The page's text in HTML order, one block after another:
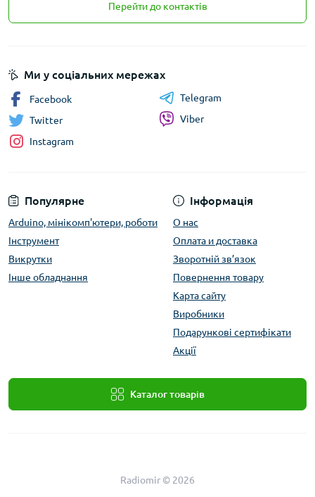
Перейти до контактів
Популярне
Arduino, мінікомп'ютери, роботи
Інструмент
Викрутки
Інше обладнання
Інформація
О нас
Оплата и доставка
Зворотній зв’язок
Повернення товару
Карта сайту
Виробники
Подарункові сертифікати
Акції
Каталог товарів
Ми у соціальних мережах
Facebook
Twitter
Instagram
Telegram
Viber
Radiomir © 2026